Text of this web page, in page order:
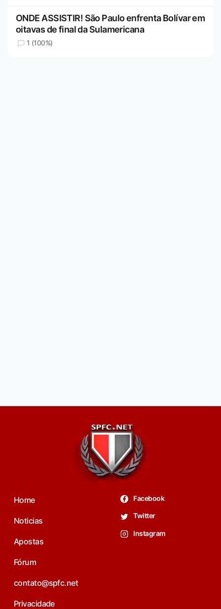
ONDE ASSISTIR! São Paulo enfrenta Bolívar em
oitavas de final da Sulamericana
1 (100%)
Home
Noticias
Apostas
Fórum
contato@spfc.net
Privacidade
Facebook
Twitter
Instagram